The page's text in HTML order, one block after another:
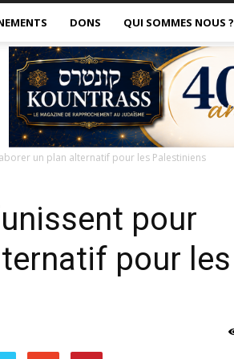
DONS QUI SOMMES NOUS ?
un plan alternatif pour les Palestiniens
pour
pour les